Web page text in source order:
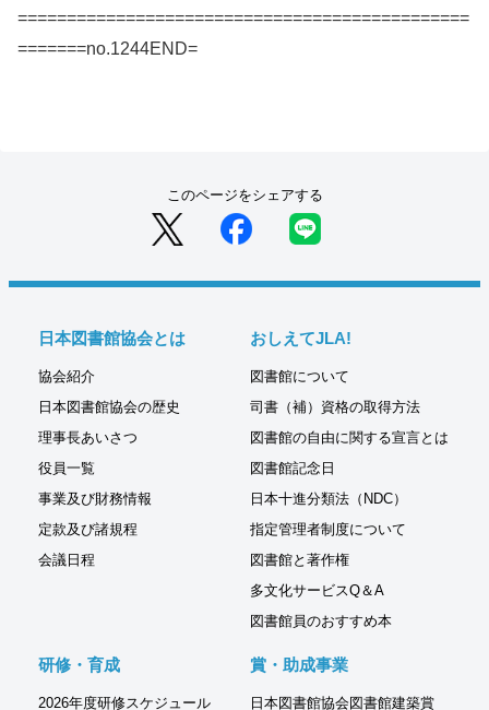
==============================================
=======no.1244END=
このページをシェアする
日本図書館協会とは
協会紹介
日本図書館協会の歴史
理事長あいさつ
役員一覧
事業及び財務情報
定款及び諸規程
会議日程
おしえてJLA!
図書館について
司書（補）資格の取得方法
図書館の自由に関する宣言とは
図書館記念日
日本十進分類法（NDC）
指定管理者制度について
図書館と著作権
多文化サービスQ＆A
図書館員のおすすめ本
研修・育成
2026年度研修スケジュール
賞・助成事業
日本図書館協会図書館建築賞